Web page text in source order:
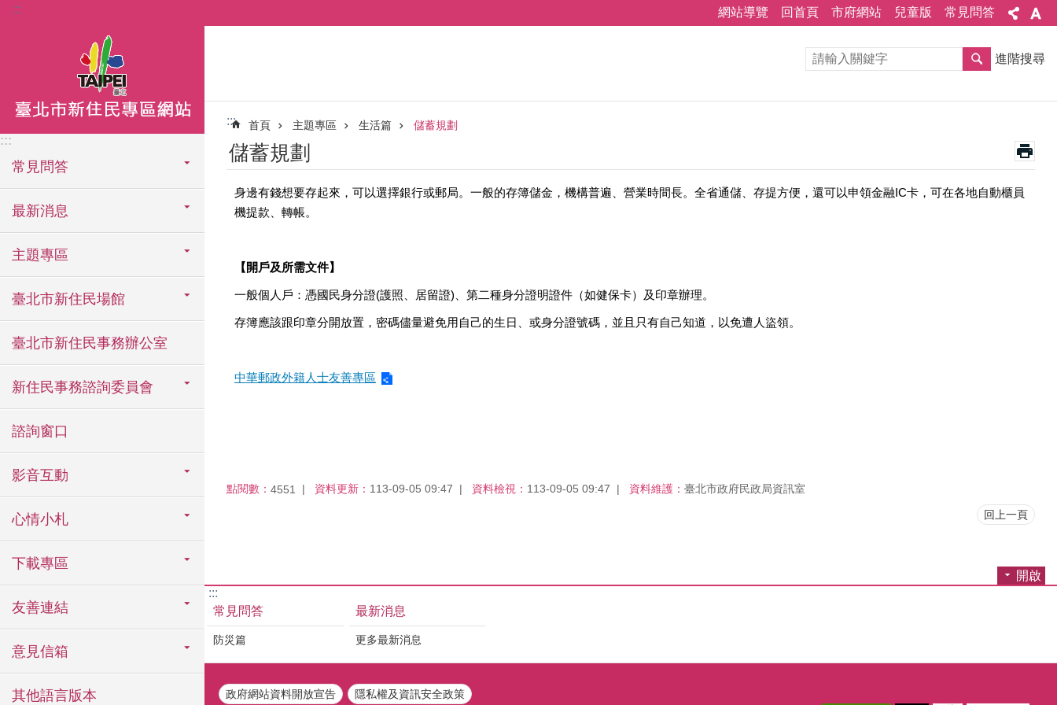
跳到主要內容區塊
::: 網站導覽 回首頁 市府網站 兒童版 常見問答
:::
常見問答
最新消息
主題專區
臺北市新住民場館
臺北市新住民事務辦公室
新住民事務諮詢委員會
諮詢窗口
影音互動
心情小札
下載專區
友善連結
意見信箱
其他語言版本
進階搜尋
::: 首頁 主題專區 生活篇 儲蓄規劃
儲蓄規劃
身邊有錢想要存起來，可以選擇銀行或郵局。一般的存簿儲金，機構普遍、營業時間長。全省通儲、存提方便，還可以申領金融IC卡，可在各地自動櫃員
機提款、轉帳。
【開戶及所需文件】
一般個人戶：憑國民身分證(護照、居留證)、第二種身分證明證件（如健保卡）及印章辦理。
存簿應該跟印章分開放置，密碼儘量避免用自己的生日、或身分證號碼，並且只有自己知道，以免遭人盜領。
中華郵政外籍人士友善專區
點閱數： 4551 資料更新： 113-09-05 09:47 資料檢視： 113-09-05 09:47 資料維護： 臺北市政府民政局資訊室
回上一頁
開啟
:::
常見問答
防災篇
最新消息
更多最新消息
政府網站資料開放宣告 隱私權及資訊安全政策